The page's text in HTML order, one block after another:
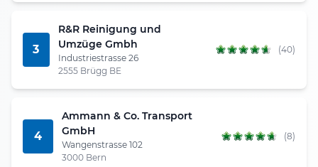
3
R&R Reinigung und
Umzüge Gmbh
Industriestrasse 26
2555 Brügg BE
(40)
4
Ammann & Co. Transport
GmbH
Wangenstrasse 102
3000 Bern
(8)